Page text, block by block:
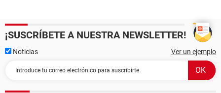
¡SUSCRÍBETE A NUESTRA NEWSLETTER!
Noticias Ver un ejemplo